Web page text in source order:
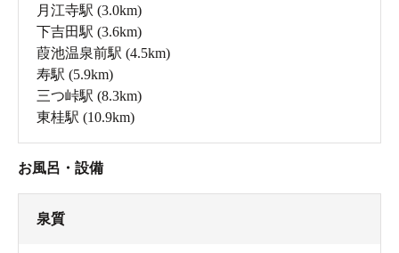
月江寺駅 (3.0km)
下吉田駅 (3.6km)
葭池温泉前駅 (4.5km)
寿駅 (5.9km)
三つ峠駅 (8.3km)
東桂駅 (10.9km)
お風呂・設備
泉質